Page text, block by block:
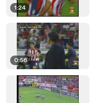
1:24
0:56